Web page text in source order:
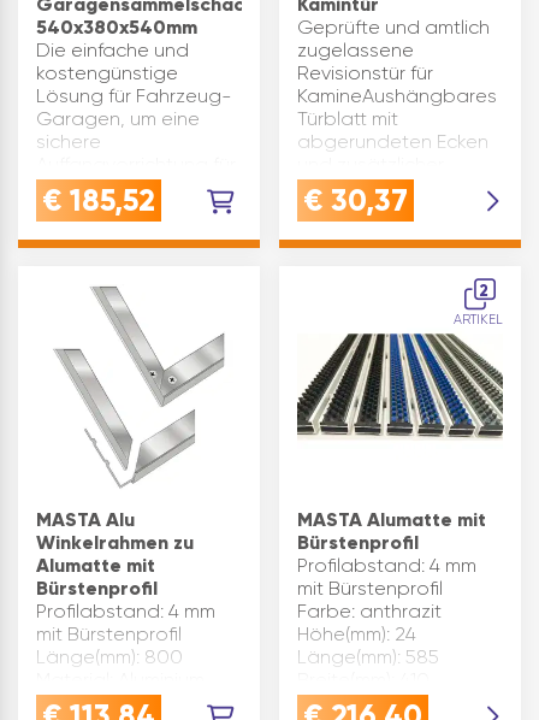
540x380x540mm
Die einfache und
kostengünstige
Lösung für Fahrzeug-
Garagen, um eine
sichere
Tropfwasser und
Fahrzeugflüssigkeiten
Abstellraum ein
vorha…
€ 185,52
Geprüfte und amtlich
zugelassene
Revisionstür für
KamineAushängbares
Türblatt mit
abgerundeten Ecken
DichtungAußenmaß:
222 x 286 mm | Innere
mmVersperrbar mit
€ 30,37
MASTA Alu
Winkelrahmen zu
Alumatte mit
Bürstenprofil
Profilabstand: 4 mm
mit Bürstenprofil
Länge(mm): 800
Breite(mm): 500
2
ARTIKEL
MASTA Alumatte mit
Bürstenprofil
Profilabstand: 4 mm
mit Bürstenprofil
Farbe: anthrazit
Höhe(mm): 24
Länge(mm): 585
Ausführung: Fußmatte